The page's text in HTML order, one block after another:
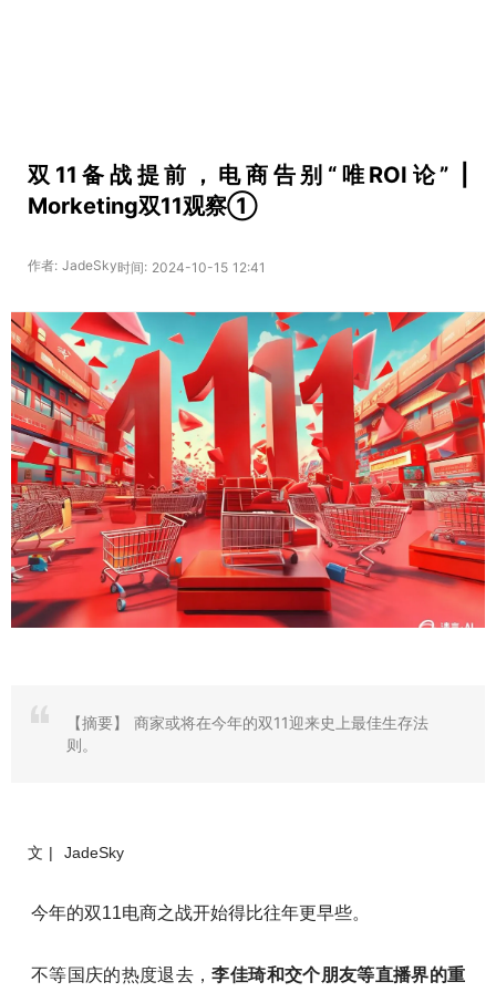
双11备战提前，电商告别“唯ROI论” |
Morketing双11观察①
作者: JadeSky时间: 2024-10-15 12:41
【摘要】
商家或将在今年的双11迎来史上最佳生存法
则。
文 | JadeSky
今年的双11电商之战开始得比往年更早些。
不等国庆的热度退去，李佳琦和交个朋友等直播界的重